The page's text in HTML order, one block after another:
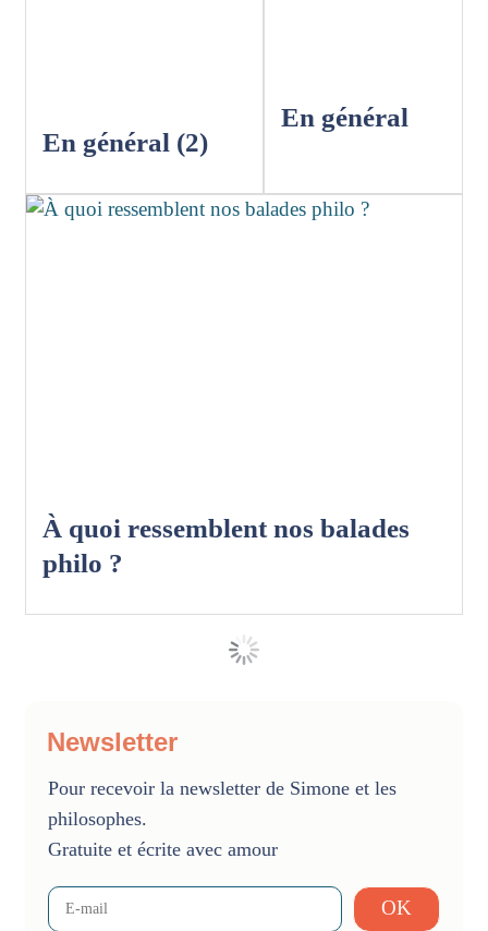
En général (2)
En général
À quoi ressemblent nos balades
philo ?
Newsletter
Pour recevoir la newsletter de Simone et les
philosophes.
Gratuite et écrite avec amour